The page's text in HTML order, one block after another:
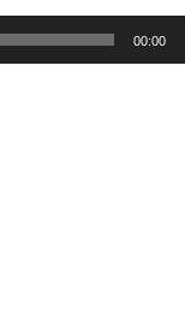
00:00